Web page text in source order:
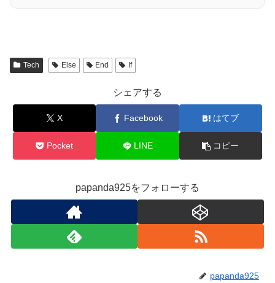
Tech Else End If
シェアする
X Facebook はてブ
Pocket LINE コピー
papanda925をフォローする
papanda925